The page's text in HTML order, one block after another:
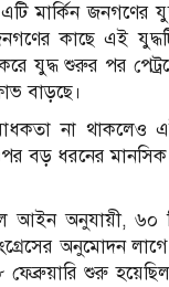
মার্কিন জনগণের
কাছে এই
যুদ্ধ শুরুর পর
বাড়ছে।
না থাকলেও এই
বড় ধরনের মানসিক
আইন অনুযায়ী, ৬০
অনুমোদন
শুরু